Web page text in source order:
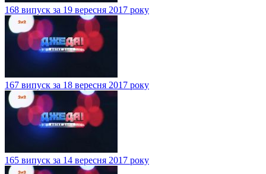
168 випуск за 19 вересня 2017 року
167 випуск за 18 вересня 2017 року
165 випуск за 14 вересня 2017 року